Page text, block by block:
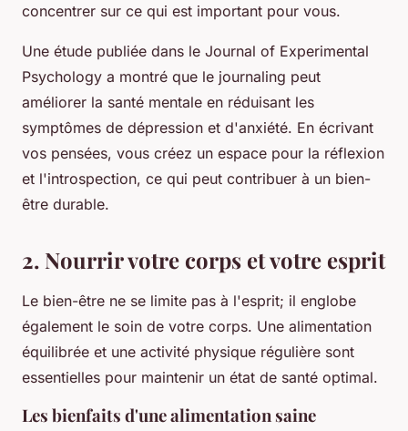
concentrer sur ce qui est important pour vous.
Une étude publiée dans le Journal of Experimental
Psychology a montré que le journaling peut
améliorer la santé mentale en réduisant les
symptômes de dépression et d'anxiété. En écrivant
vos pensées, vous créez un espace pour la réflexion
et l'introspection, ce qui peut contribuer à un bien-
être durable.
2. Nourrir votre corps et votre esprit
Le bien-être ne se limite pas à l'esprit; il englobe
également le soin de votre corps. Une alimentation
équilibrée et une activité physique régulière sont
essentielles pour maintenir un état de santé optimal.
Les bienfaits d'une alimentation saine